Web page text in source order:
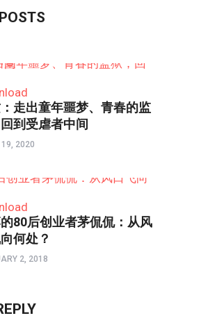
走出童年噩梦、青春的监
到受虐者中间
2020
80后创业者茅侃侃：从风
何处？
2, 2018